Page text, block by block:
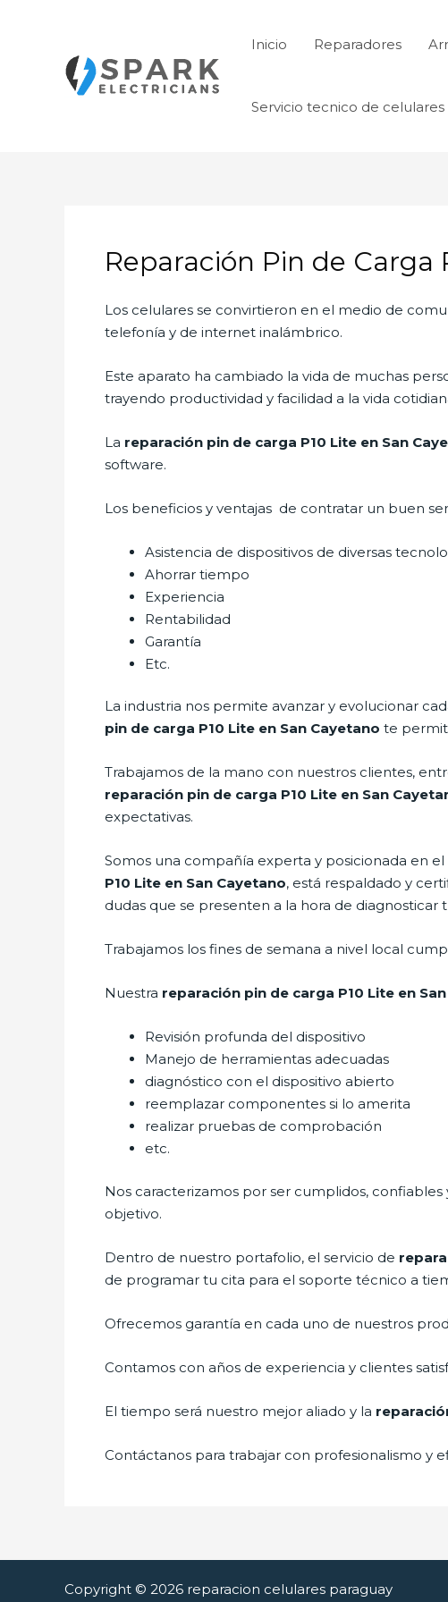
Inicio Reparadores
Servicio tecnico de celulares
Reparación Pin de Carga
Los celulares se convirtieron en el medio de
telefonía y de internet inalámbrico.
Este aparato ha cambiado la vida de muchas
trayendo productividad y facilidad a la vida
La reparación pin de carga P10 Lite en San
software.
Los beneficios y ventajas de contratar un buen
Asistencia de dispositivos de diversas
Ahorrar tiempo
Experiencia
Rentabilidad
Garantía
Etc.
La industria nos permite avanzar y evolucionar
pin de carga P10 Lite en San Cayetano te
Trabajamos de la mano con nuestros clientes,
reparación pin de carga P10 Lite en San
expectativas.
Somos una compañía experta y posicionada en
P10 Lite en San Cayetano, está respaldado y
dudas que se presenten a la hora de diagnosticar
Trabajamos los fines de semana a nivel local
Nuestra reparación pin de carga P10 Lite en
Revisión profunda del dispositivo
Manejo de herramientas adecuadas
diagnóstico con el dispositivo abierto
reemplazar componentes si lo amerita
realizar pruebas de comprobación
etc.
Nos caracterizamos por ser cumplidos,
objetivo.
Dentro de nuestro portafolio, el servicio de
de programar tu cita para el soporte técnico a
Ofrecemos garantía en cada uno de nuestros
Contamos con años de experiencia y clientes
El tiempo será nuestro mejor aliado y la
Contáctanos para trabajar con profesionalismo y
Copyright © 2026 reparacion celulares paraguay